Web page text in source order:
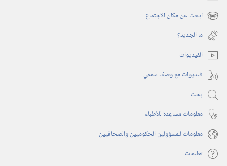
نافذة
جديدة)
ابحث عن مكان الاجتماع (يفتح
نافذة
جديدة)
ما الجديد؟‏
الفيديوات
فيديوات مع وصف سمعي
بحث
معلومات مساعِدة للأطباء
معلومات للمسؤولين الحكوميين والصحافيين
تعليمات